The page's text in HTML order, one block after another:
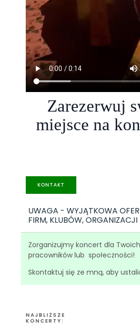
Zarezerwuj
miejsce na
KONTAKT
UWAGA - WYJĄTKOWA
FIRM, KLUBÓW, ORGANIZACJI
Zorganizujmy koncert dla Twoich
pracowników lub społeczności!
Skontaktuj się ze mną, aby
NAJBLIŻSZE
KONCERTY: